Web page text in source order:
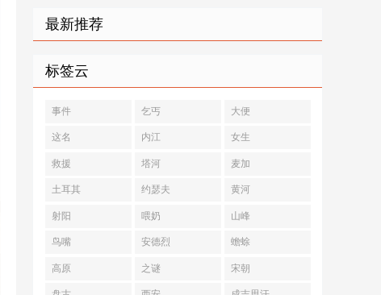
最新推荐
标签云
事件 乞丐 大便
这名 内江 女生
救援 塔河 麦加
土耳其 约瑟夫 黄河
射阳 喂奶 山峰
鸟嘴 安德烈 蟾蜍
高原 之谜 宋朝